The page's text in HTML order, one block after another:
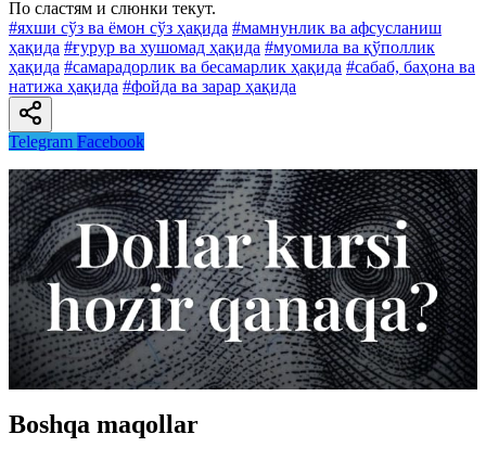
По сластям и слюнки текут.
#яхши сўз ва ёмон сўз ҳақида #мамнунлик ва афсусланиш
ҳақида #ғурур ва хушомад ҳақида #муомила ва қўполлик
ҳақида #самарадорлик ва бесамарлик ҳақида #сабаб, баҳона ва
натижа ҳақида #фойда ва зарар ҳақида
Telegram Facebook
Boshqa maqollar